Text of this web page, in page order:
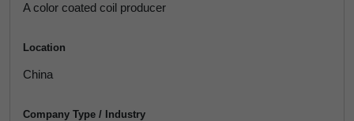
A color coated coil producer
Location
China
Company Type / Industry